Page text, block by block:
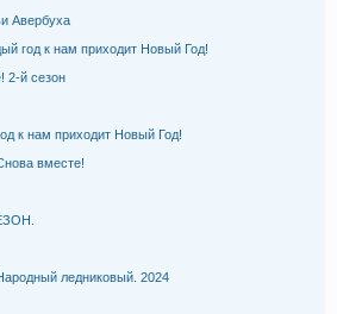
Авербуха
год к нам приходит Новый Год!
2-й сезон
к нам приходит Новый Год!
вместе!
ледниковый. 2024